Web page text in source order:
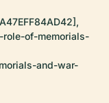
of-memorials-
and-war-